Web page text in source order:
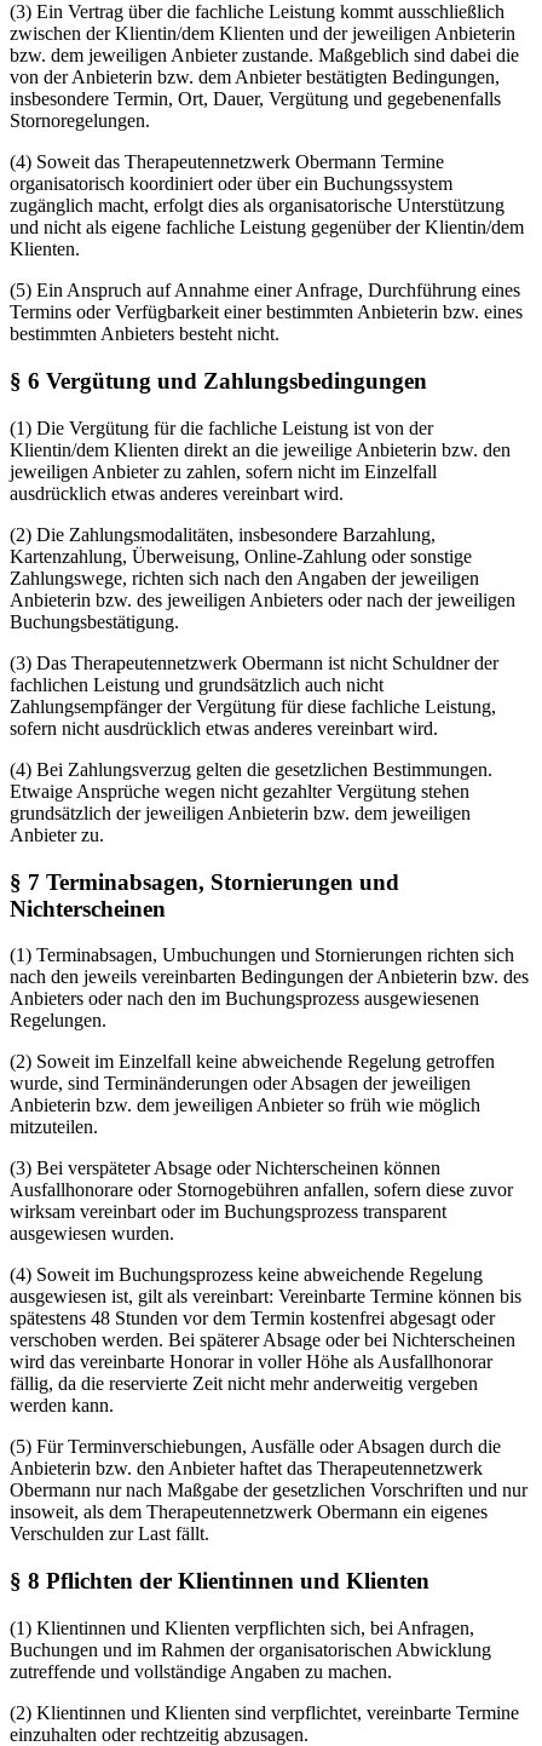
(3) Ein Vertrag über die fachliche Leistung kommt ausschließlich
zwischen der Klientin/dem Klienten und der jeweiligen Anbieterin
bzw. dem jeweiligen Anbieter zustande. Maßgeblich sind dabei die
von der Anbieterin bzw. dem Anbieter bestätigten Bedingungen,
insbesondere Termin, Ort, Dauer, Vergütung und gegebenenfalls
Stornoregelungen.
(4) Soweit das Therapeutennetzwerk Obermann Termine
organisatorisch koordiniert oder über ein Buchungssystem
zugänglich macht, erfolgt dies als organisatorische Unterstützung
und nicht als eigene fachliche Leistung gegenüber der Klientin/dem
Klienten.
(5) Ein Anspruch auf Annahme einer Anfrage, Durchführung eines
Termins oder Verfügbarkeit einer bestimmten Anbieterin bzw. eines
bestimmten Anbieters besteht nicht.
§ 6 Vergütung und Zahlungsbedingungen
(1) Die Vergütung für die fachliche Leistung ist von der
Klientin/dem Klienten direkt an die jeweilige Anbieterin bzw. den
jeweiligen Anbieter zu zahlen, sofern nicht im Einzelfall
ausdrücklich etwas anderes vereinbart wird.
(2) Die Zahlungsmodalitäten, insbesondere Barzahlung,
Kartenzahlung, Überweisung, Online-Zahlung oder sonstige
Zahlungswege, richten sich nach den Angaben der jeweiligen
Anbieterin bzw. des jeweiligen Anbieters oder nach der jeweiligen
Buchungsbestätigung.
(3) Das Therapeutennetzwerk Obermann ist nicht Schuldner der
fachlichen Leistung und grundsätzlich auch nicht
Zahlungsempfänger der Vergütung für diese fachliche Leistung,
sofern nicht ausdrücklich etwas anderes vereinbart wird.
(4) Bei Zahlungsverzug gelten die gesetzlichen Bestimmungen.
Etwaige Ansprüche wegen nicht gezahlter Vergütung stehen
grundsätzlich der jeweiligen Anbieterin bzw. dem jeweiligen
Anbieter zu.
§ 7 Terminabsagen, Stornierungen und
Nichterscheinen
(1) Terminabsagen, Umbuchungen und Stornierungen richten sich
nach den jeweils vereinbarten Bedingungen der Anbieterin bzw. des
Anbieters oder nach den im Buchungsprozess ausgewiesenen
Regelungen.
(2) Soweit im Einzelfall keine abweichende Regelung getroffen
wurde, sind Terminänderungen oder Absagen der jeweiligen
Anbieterin bzw. dem jeweiligen Anbieter so früh wie möglich
mitzuteilen.
(3) Bei verspäteter Absage oder Nichterscheinen können
Ausfallhonorare oder Stornogebühren anfallen, sofern diese zuvor
wirksam vereinbart oder im Buchungsprozess transparent
ausgewiesen wurden.
(4) Soweit im Buchungsprozess keine abweichende Regelung
ausgewiesen ist, gilt als vereinbart: Vereinbarte Termine können bis
spätestens 48 Stunden vor dem Termin kostenfrei abgesagt oder
verschoben werden. Bei späterer Absage oder bei Nichterscheinen
wird das vereinbarte Honorar in voller Höhe als Ausfallhonorar
fällig, da die reservierte Zeit nicht mehr anderweitig vergeben
werden kann.
(5) Für Terminverschiebungen, Ausfälle oder Absagen durch die
Anbieterin bzw. den Anbieter haftet das Therapeutennetzwerk
Obermann nur nach Maßgabe der gesetzlichen Vorschriften und nur
insoweit, als dem Therapeutennetzwerk Obermann ein eigenes
Verschulden zur Last fällt.
§ 8 Pflichten der Klientinnen und Klienten
(1) Klientinnen und Klienten verpflichten sich, bei Anfragen,
Buchungen und im Rahmen der organisatorischen Abwicklung
zutreffende und vollständige Angaben zu machen.
(2) Klientinnen und Klienten sind verpflichtet, vereinbarte Termine
einzuhalten oder rechtzeitig abzusagen.